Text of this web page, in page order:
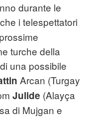
durante le
che i telespettatori
turche della
una possibile
Arcan (Turgay
Julide (Alayça
di Mujgan e